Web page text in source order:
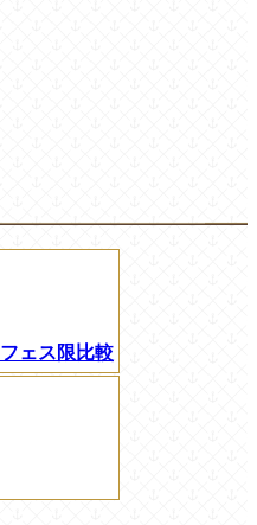
フェス限比較